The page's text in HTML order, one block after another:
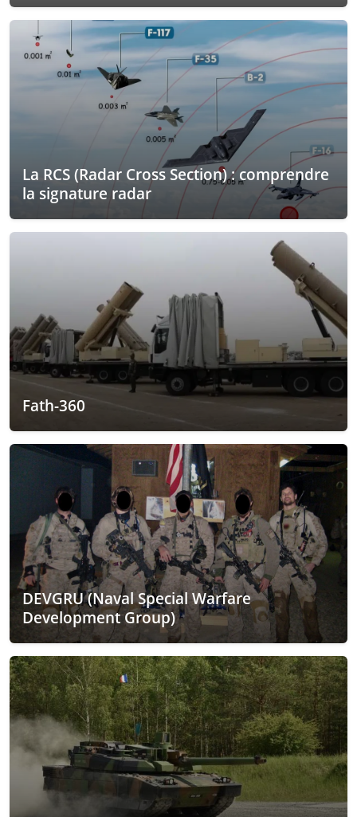
La RCS (Radar Cross Section) : comprendre
la signature radar
Fath-360
DEVGRU (Naval Special Warfare
Development Group)